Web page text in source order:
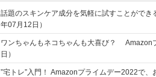
話題のスキンケア成分を気軽に試すことがで
年07月12日）
ワンちゃんもネコちゃんも大喜び？ Amazon
日）
”宅トレ”入門！ Amazonプライムデー2022で